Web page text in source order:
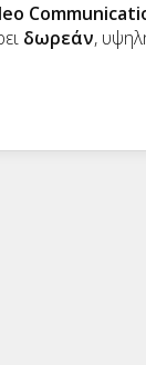
δωρεάν,